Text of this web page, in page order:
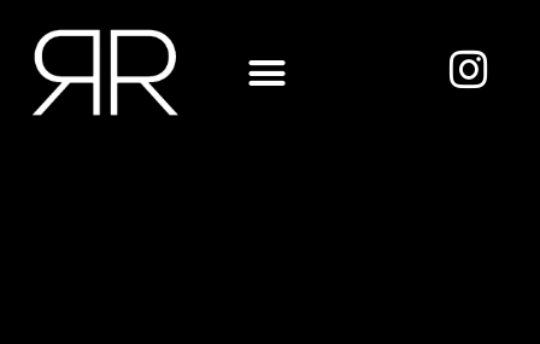
para
conteúdo
I